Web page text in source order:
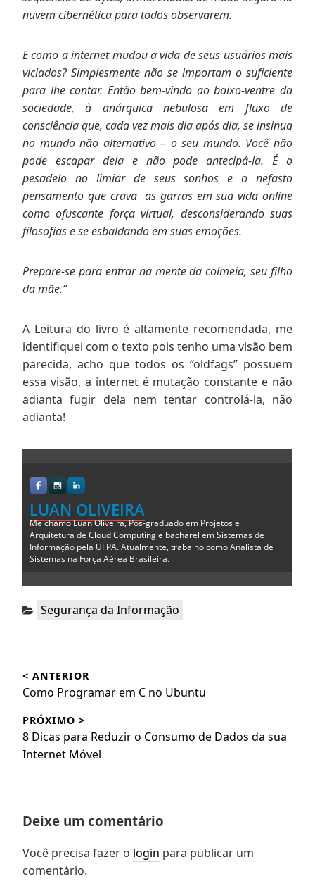
nuvem cibernética para todos observarem.
E como a internet mudou a vida de seus usuários mais
viciados? Simplesmente não se importam o suficiente
para lhe contar. Então bem-vindo ao baixo-ventre da
sociedade, à anárquica nebulosa em fluxo de
consciência que, cada vez mais dia após dia, se insinua
no mundo não alternativo – o seu mundo. Você não
pode escapar dela e não pode antecipá-la. É o
pesadelo no limiar de seus sonhos e o nefasto
pensamento que crava as garras em sua vida online
como ofuscante força virtual, desconsiderando suas
filosofias e se esbaldando em suas emoções.
Prepare-se para entrar na mente da colmeia, seu filho
da mãe.”
A Leitura do livro é altamente recomendada, me
identifiquei com o texto pois tenho uma visão bem
parecida, acho que todos os “oldfags” possuem
essa visão, a internet é mutação constante e não
adianta fugir dela nem tentar controlá-la, não
adianta!
LUAN OLIVEIRA
Me chamo Luan Oliveira, Pós-graduado em Projetos e
Arquitetura de Cloud Computing e bacharel em Sistemas de
Informação pela UFPA. Atualmente, trabalho como Analista de
Sistemas na Força Aérea Brasileira.
Categorias:
Segurança da Informação
de
Post
< ANTERIOR
Post
Como Programar em C no Ubuntu
PRÓXIMO >
Próximo
post:
8 Dicas para Reduzir o Consumo de Dados da sua
Internet Móvel
Deixe um comentário
Você precisa fazer o login para publicar um
comentário.